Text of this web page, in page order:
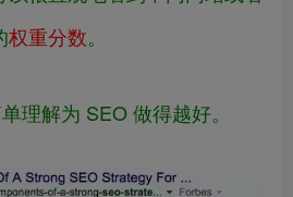
权重分数。
理解为 SEO 做得越好。